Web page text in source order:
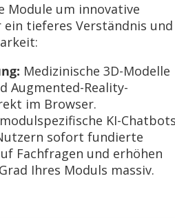
Module um innovative
tieferes Verständnis und
Medizinische 3D-Modelle
Augmented-Reality-
im Browser.
modulspezifische KI-
sofort fundierte
Fachfragen und erhöhen
Ihres Moduls massiv.